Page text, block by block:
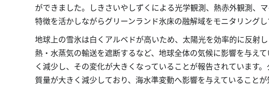
ができました。しきさいやしずくによる光学観測、熱赤外観測、
特徴を活かしながらグリーンランド氷床の融解域をモニタリングし
地球上の雪氷は白くアルベドが高いため、太陽光を効率的に反射
熱・水蒸気の輸送を遮断するなど、地球全体の気候に影響を与え
く減少し、その変化が大きくなっていることが報告されています
質量が大きく減少しており、海水準変動へ影響を与えていることが